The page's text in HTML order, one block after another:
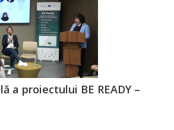
a proiectului BE READY –